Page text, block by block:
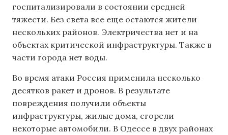
госпитализировали в состоянии средней
тяжести. Без света все еще остаются жители
нескольких районов. Электричества нет и на
объектах критической инфраструктуры. Также в
части города нет воды.
Во время атаки Россия применила несколько
десятков ракет и дронов. В результате
повреждения получили объекты
инфраструктуры, жилые дома, сгорели
некоторые автомобили. В Одессе в двух районах